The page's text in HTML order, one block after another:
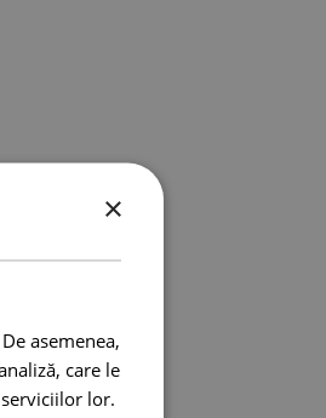
×
asemenea,
care le
lor.